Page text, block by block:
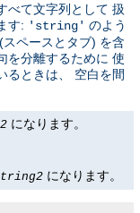
べて文字列として 扱
す: 'string' のよう
ペースとタブ) を含
を分離するために 使
るときは、 空白を間
になります。
になります。